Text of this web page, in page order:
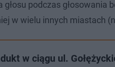
podczas
w wielu innych miastach
w ciągu ul.